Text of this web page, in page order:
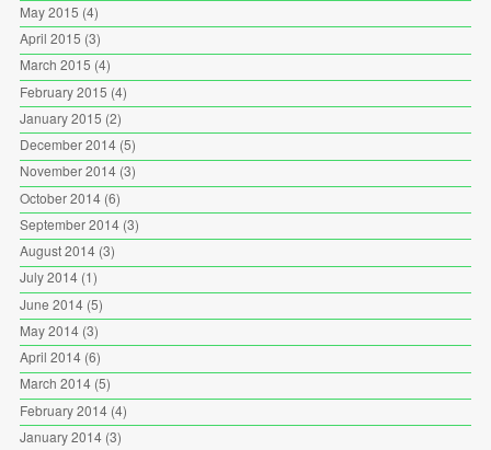
May 2015 (4)
April 2015 (3)
March 2015 (4)
February 2015 (4)
January 2015 (2)
December 2014(5)
November 2014(3)
October 2014(6)
September 2014(3)
August 2014(3)
July 2014(1)
June 2014(5)
May 2014(3)
April 2014(6)
March 2014(5)
February 2014(4)
January 2014(3)